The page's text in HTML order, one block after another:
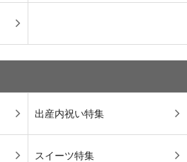
出産内祝い特集
スイーツ特集